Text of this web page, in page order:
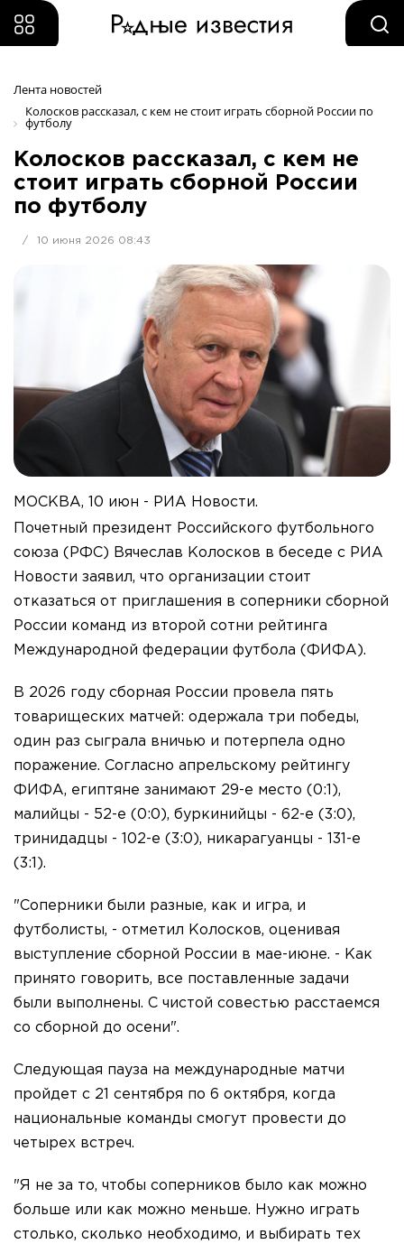
Лента новостей
Колосков рассказал, с кем не стоит играть сборной России по
футболу
Колосков рассказал, с кем не
стоит играть сборной России
по футболу
/ 10 июня 2026 08:43
МОСКВА, 10 июн - РИА Новости.
Почетный президент Российского футбольного
союза (РФС) Вячеслав Колосков в беседе с РИА
Новости заявил, что организации стоит
отказаться от приглашения в соперники сборной
России команд из второй сотни рейтинга
Международной федерации футбола (ФИФА).
В 2026 году сборная России провела пять
товарищеских матчей: одержала три победы,
один раз сыграла вничью и потерпела одно
поражение. Согласно апрельскому рейтингу
ФИФА, египтяне занимают 29-е место (0:1),
малийцы - 52-е (0:0), буркинийцы - 62-е (3:0),
тринидадцы - 102-е (3:0), никарагуанцы - 131-е
(3:1).
"Соперники были разные, как и игра, и
футболисты, - отметил Колосков, оценивая
выступление сборной России в мае-июне. - Как
принято говорить, все поставленные задачи
были выполнены. С чистой совестью расстаемся
со сборной до осени".
Следующая пауза на международные матчи
пройдет с 21 сентября по 6 октября, когда
национальные команды смогут провести до
четырех встреч.
"Я не за то, чтобы соперников было как можно
больше или как можно меньше. Нужно играть
столько, сколько необходимо, и выбирать тех